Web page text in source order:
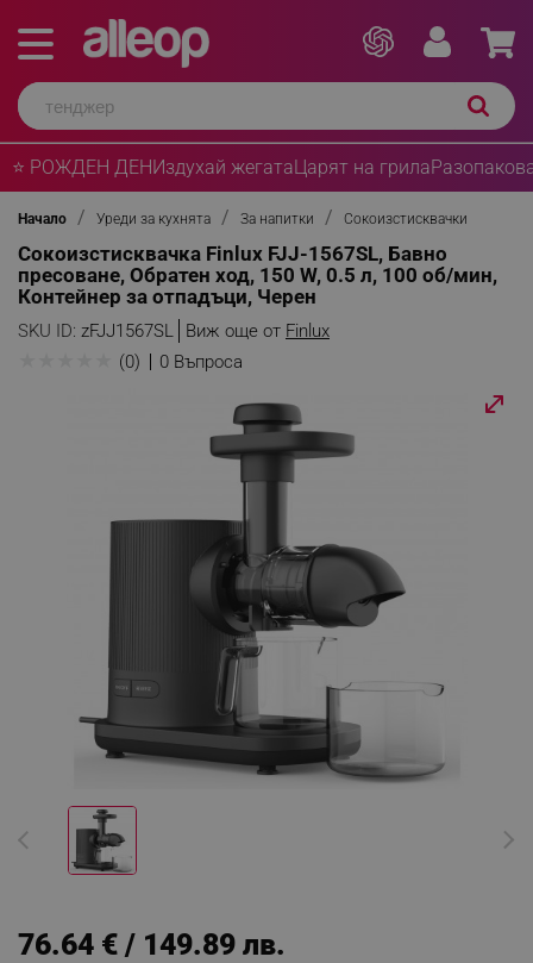
⭐ РОЖДЕН ДЕНИздухай жегатаЦарят на грила
Начало Уреди за кухнята За напитки Сокоизстисквачки
Сокоизстисквачка Finlux FJJ-1567SL, Бавно
пресоване, Обратен ход, 150 W, 0.5 л, 100 об/мин,
Контейнер за отпадъци, Черен
SKU ID: zFJJ1567SL Виж още от Finlux
(0) 0 Въпроса
76.64 € / 149.89 лв.